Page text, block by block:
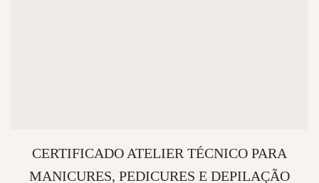
CERTIFICADO ATELIER TÉCNICO PARA
MANICURES, PEDICURES E DEPILAÇÃO